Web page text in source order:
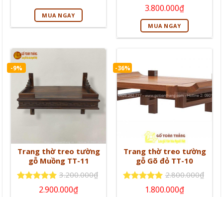
5
MUA NGAY
Được xếp
55
Giá
gốc
là:
3.900.000₫.
3.800.000₫Giá
tại
là:
MUA NGAY
-9%
Trang thờ treo tường
gỗ Muồng TT-11
Được xếp
55
3.200.000₫
Giá
2.900.000₫Giá
-36%
Trang thờ treo tường
gỗ Gõ đỏ TT-10
Được xếp
5
2.800.000₫
Giá
1.800.000₫Giá